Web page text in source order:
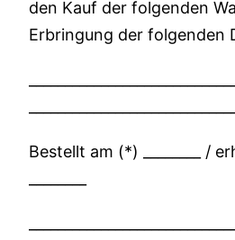
den Kauf der folgenden
Erbringung der folgenden
Bestellt am (*) ________ /